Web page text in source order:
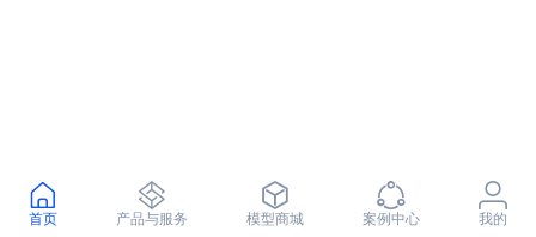
首页 产品与服务 模型商城 案例中心 我的